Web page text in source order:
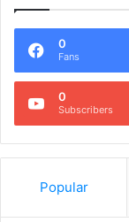
0
Fans
0
Subscribers
Popular